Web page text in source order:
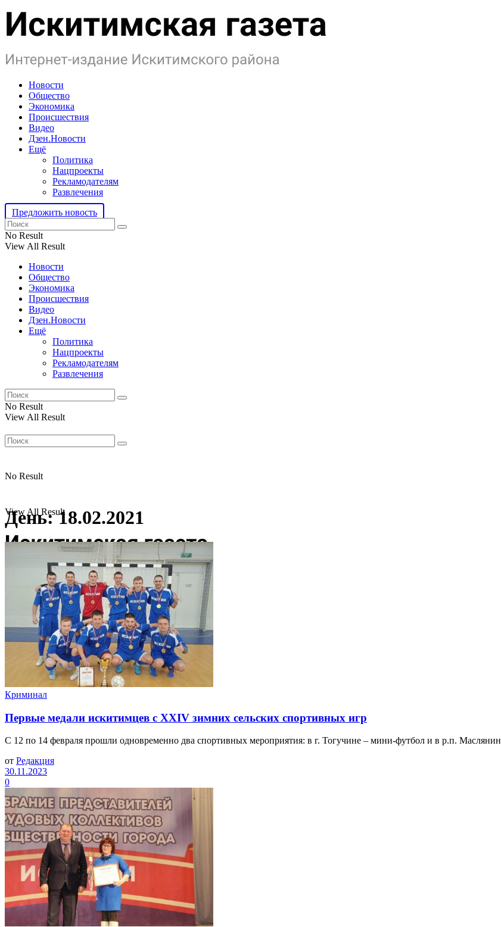
Новости
Общество
Экономика
Происшествия
Видео
Дзен.Новости
Ещё
Политика
Нацпроекты
Рекламодателям
Развлечения
Предложить новость
No Result
View All Result
Новости
Общество
Экономика
Происшествия
Видео
Дзен.Новости
Ещё
Политика
Нацпроекты
Рекламодателям
Развлечения
No Result
View All Result
No Result
View All Result
День:18.02.2021
Криминал
Первые медали искитимцев с XXIV зимних сельских спортивных игр
С 12 по 14 февраля прошли одновременно два спортивных мероприятия: в г. Тогучине – мини-футбол и в р.п.
от Редакция
30.11.2023
0